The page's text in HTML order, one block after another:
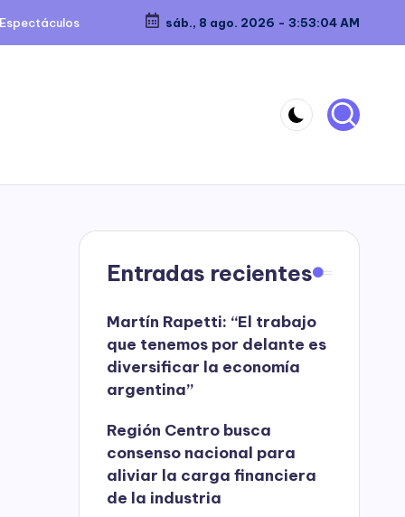
Espectáculos sáb., 8 ago. 2026 - 3:53:05 AM
Entradas recientes
Martín Rapetti: “El trabajo
que tenemos por delante es
diversificar la economía
argentina”
Región Centro busca
consenso nacional para
aliviar la carga financiera
de la industria